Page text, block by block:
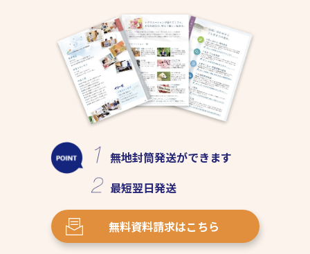
無地封筒発送ができます
最短翌日発送
無料資料請求はこちら